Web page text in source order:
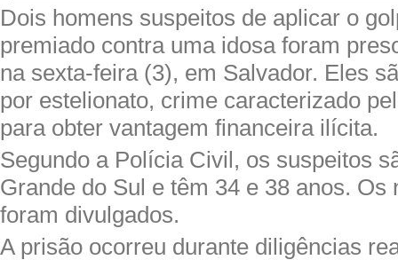
Dois homens suspeitos de aplicar o
premiado contra uma idosa foram
na sexta-feira (3), em Salvador. Eles
por estelionato, crime caracterizado
para obter vantagem financeira ilícita.
Segundo a Polícia Civil, os suspeitos
Grande do Sul e têm 34 e 38 anos. Os
foram divulgados.
A prisão ocorreu durante diligências